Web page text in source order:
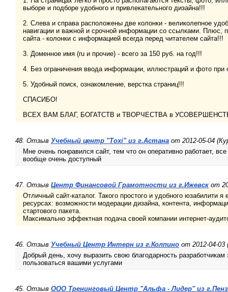
выборе и подборе удобного и привлекательного дизайна!!!
2. Слева и справа расположены две колонки - великолепное
навигации и важной и срочной информации со ссылками. Плюс,
сайта - колонки с информацией всегда перед читателем сайта!!!
3. Доменное имя (ru и прочие) - всего за 150 руб. на год!!!
4. Без ограничения ввода информации, иллюстраций и фото при
5. Удобный поиск, ознакомление, верстка страниц!!!
СПАСИБО!
ВСЕХ ВАМ БЛАГ, БОГАТСТВ и ТВОРЧЕСТВА в
48. Отзыв Учебный центр "Toxi" из г.Астана от 2012-05-04
Мне очень понравился сайт, тем что он оперативно работает,
вообще очень доступный
47. Отзыв Центр Финансовой Грамотности из г.Ижевск от
Отличный сайт-каталог. Такого простого и удобного юзабилити
ресурсах: возможности модерации дизайна, контента,
стартового пакета.
Максимально эффектная подача своей компании интернет-
46. Отзыв Учебный Центр Интерн из г.Колпино от 2012-04-03
Добрый день, хочу выразить свою благодарность разработчикам
пользоваться вашими услугами
45. Отзыв ООО Тренинговый Центр "Альфа - Лидер" из